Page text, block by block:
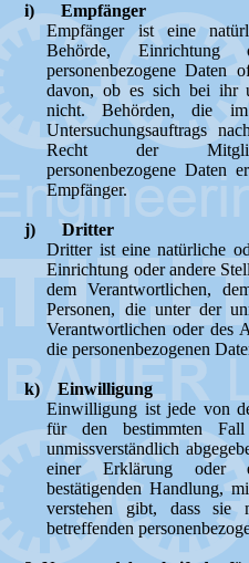
i) Empfänger
Empfänger ist eine
Behörde,
personenbezogene Daten
davon, ob es sich bei ihr
nicht. Behörden, die im
Untersuchungsauftrags
Recht der
personenbezogene Daten
Empfänger.
j) Dritter
Dritter ist eine natürliche
Einrichtung oder andere
dem Verantwortlichen,
Personen, die unter der
Verantwortlichen oder des
die personenbezogenen
k) Einwilligung
Einwilligung ist jede von
für den bestimmten
unmissverständlich
einer Erklärung oder
bestätigenden Handlung,
verstehen gibt, dass sie
betreffenden